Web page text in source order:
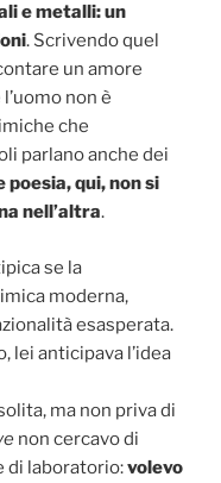
e metalli: un
. Scrivendo quel
un amore
non è
che
parlano anche dei
poesia, qui, non si
nell’altra.
se la
moderna,
esasperata.
lei anticipava l’idea
ma non priva di
non cercavo di
di laboratorio:volevo